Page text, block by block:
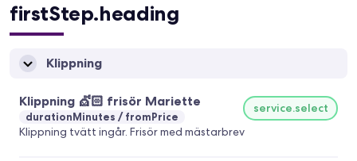
firstStep.heading
Klippning
Klippning 💇🏻 frisör Mariette
durationMinutes fromPrice
service.select
Klippning tvätt ingår. Frisör med mästarbrev